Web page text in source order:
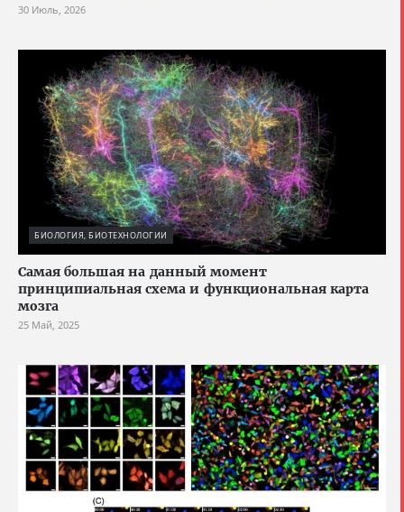
30 Июль, 2026
БИОЛОГИЯ, БИОТЕХНОЛОГИИ
Cамая большая на данный момент
принципиальная схема и функциональная карта
мозга
25 Май, 2025